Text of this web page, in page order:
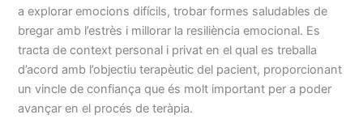
a explorar emocions difícils, trobar formes saludables de
bregar amb l’estrès i millorar la resiliència emocional. Es
tracta de context personal i privat en el qual es treballa
d’acord amb l’objectiu terapèutic del pacient, proporcionant
un vincle de confiança que és molt important per a poder
avançar en el procés de teràpia.